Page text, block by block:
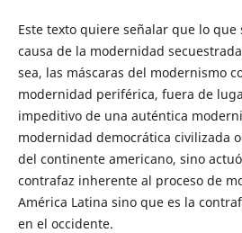
Este texto quiere señalar que lo
causa de la modernidad
sea, las máscaras del modernismo
modernidad periférica, fuera de
impeditivo de una auténtica
modernidad democrática civilizada
del continente americano, sino
contrafaz inherente al proceso de
América Latina sino que es la
en el occidente.